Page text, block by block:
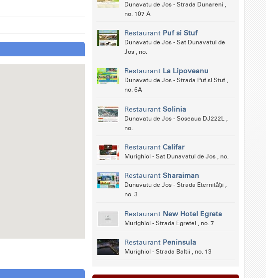
Dunavatu de Jos - Strada Dunareni ,
no. 107 A
Restaurant Puf si Stuf
Dunavatu de Jos - Sat Dunavatul de
Jos , no.
Restaurant La Lipoveanu
Dunavatu de Jos - Strada Puf si Stuf ,
no. 6A
Restaurant Solinia
Dunavatu de Jos - Soseaua DJ222L ,
no.
Restaurant Califar
Murighiol - Sat Dunavatul de Jos , no.
Restaurant Sharaiman
Dunavatu de Jos - Strada Eternității ,
no. 3
Restaurant New Hotel Egreta
Murighiol - Strada Egretei , no. 7
Restaurant Peninsula
Murighiol - Strada Baltii , no. 13